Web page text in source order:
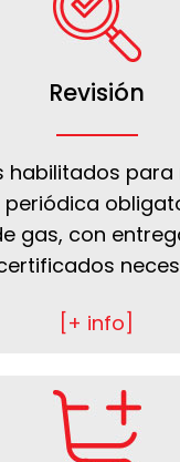
Revisión
habilitados para
periódica
gas, con
[+ info]